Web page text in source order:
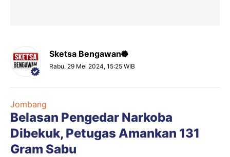
Sketsa Bengawan
Rabu, 29 Mei 2024, 15:25 WIB
Jombang
Belasan Pengedar Narkoba
Dibekuk, Petugas Amankan 131
Gram Sabu